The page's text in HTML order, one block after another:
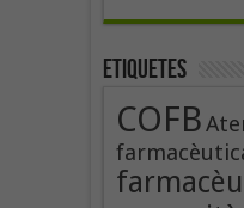
Etiquetes
COFB